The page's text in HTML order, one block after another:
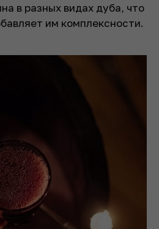
в разных видах дуба, что
им комплексности.